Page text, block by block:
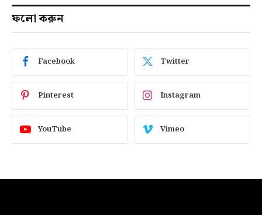
ফলো করুন
Facebook Twitter
Pinterest Instagram
YouTube Vimeo